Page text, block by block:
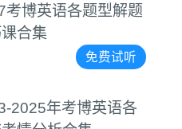
医学考
通用考